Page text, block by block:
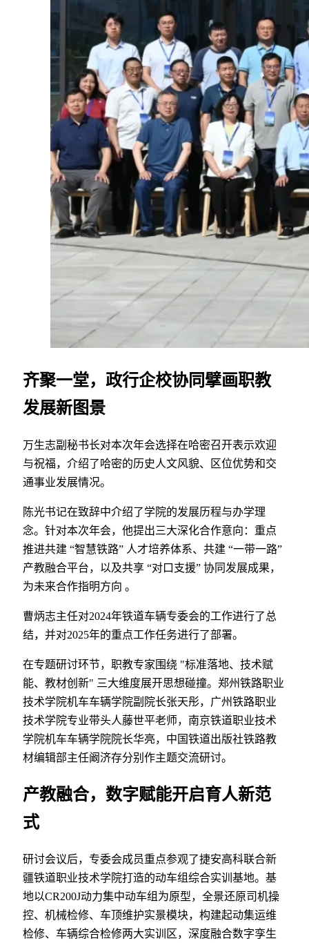
齐聚一堂，政行企校协同擘画职教
发展新图景
万生志副秘书长对本次年会选择在哈密召开表示欢迎
与祝福，介绍了哈密的历史人文风貌、区位优势和交
通事业发展情况。
陈光书记在致辞中介绍了学院的发展历程与办学理
念。针对本次年会，他提出三大深化合作意向：重点
推进共建 “智慧铁路” 人才培养体系、共建 “一带一路”
产教融合平台，以及共享 “对口支援” 协同发展成果，
为未来合作指明方向 。
曹炳志主任对2024年铁道车辆专委会的工作进行了总
结，并对2025年的重点工作任务进行了部署。
在专题研讨环节，职教专家围绕 "标准落地、技术赋
能、教材创新" 三大维度展开思想碰撞。郑州铁路职业
技术学院机车车辆学院副院长张天彤，广州铁路职业
技术学院专业带头人藤世平老师，南京铁道职业技术
学院机车车辆学院院长华亮，中国铁道出版社铁路教
材编辑部主任阚济存分别作主题交流研讨。
产教融合，数字赋能开启育人新范
式
研讨会议后，专委会成员重点参观了捷安高科联合新
疆铁道职业技术学院打造的动车组综合实训基地。基
地以CR200J动力集中动车组为原型，全景还原司机操
控、机械检修、车顶维护实景模块，构建起动集运维
检修、车辆综合检修两大实训区，深度融合数字孪生